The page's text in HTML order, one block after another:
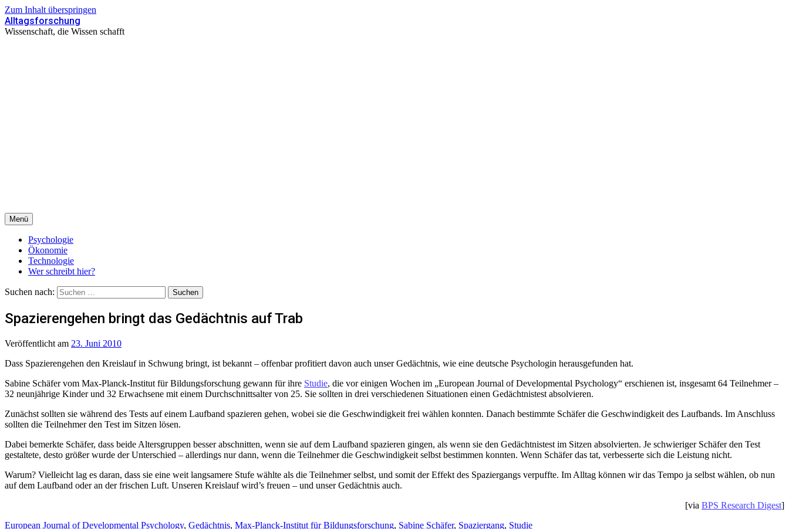
Zum Inhalt überspringen
Alltagsforschung
Wissenschaft, die Wissen schafft
Menü
Psychologie
Ökonomie
Technologie
Wer schreibt hier?
Suchen nach:
Spazierengehen bringt das Gedächtnis auf Trab
Veröffentlicht am 23. Juni 2010
Dass Spazierengehen den Kreislauf in Schwung bringt, ist bekannt – offenbar profitiert davon auch unser Gedächtnis, wie eine deutsche Psychologin herausgefunden hat.
Sabine Schäfer vom Max-Planck-Institut für Bildungsforschung gewann für ihre Studie, die vor einigen Wochen im „European Journal of Developmental Psychology“ erschienen ist, insgesamt 64 Teilnehmer –
32 neunjährige Kinder und 32 Erwachsene mit einem Durchschnittsalter von 25. Sie sollten in drei verschiedenen Situationen einen Gedächtnistest absolvieren.
Zunächst sollten sie während des Tests auf einem Laufband spazieren gehen, wobei sie die Geschwindigkeit frei wählen konnten. Danach bestimmte Schäfer die Geschwindigkeit des Laufbands. Im Anschluss
sollten die Teilnehmer den Test im Sitzen lösen.
Dabei bemerkte Schäfer, dass beide Altersgruppen besser abschnitten, wenn sie auf dem Laufband spazieren gingen, als wenn sie den Gedächtnistest im Sitzen absolvierten. Je schwieriger Schäfer den Test
gestaltete, desto größer wurde der Unterschied – allerdings nur dann, wenn die Teilnehmer die Geschwindigkeit selbst bestimmen konnten. Wenn Schäfer das tat, verbesserte sich die Leistung nicht.
Warum? Vielleicht lag es daran, dass sie eine weit langsamere Stufe wählte als die Teilnehmer selbst, und somit der Effekt des Spaziergangs verpuffte. Im Alltag können wir das Tempo ja selbst wählen, ob nun
auf dem Laufband oder an der frischen Luft. Unseren Kreislauf wird’s freuen – und unser Gedächtnis auch.
[via BPS Research Digest]
European Journal of Developmental Psychology, Gedächtnis, Max-Planck-Institut für Bildungsforschung, Sabine Schäfer, Spaziergang, Studie